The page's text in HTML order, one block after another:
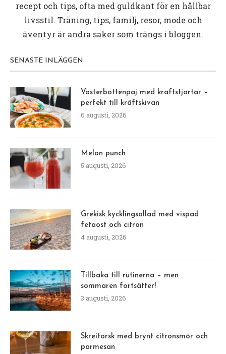
recept och tips, ofta med guldkant för en hållbar
livsstil. Träning, tips, familj, resor, mode och
äventyr är andra saker som trängs i bloggen.
SENASTE INLÄGGEN
Västerbottenpaj med kräftstjärtar –
perfekt till kräftskivan
6 augusti, 2026
Melon punch
5 augusti, 2026
Grekisk kycklingsallad med vispad
fetaost och citron
4 augusti, 2026
Tillbaka till rutinerna – men
sommaren fortsätter!
3 augusti, 2026
Skreitorsk med brynt citronsmör och
parmesan